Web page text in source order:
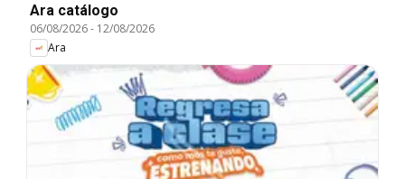
Ara catálogo
06/08/2026- 12/08/2026
Ara